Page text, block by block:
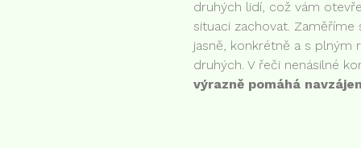
druhých lidí, což vám
situaci zachovat.
jasně, konkrétně a s
druhých. V řeči nenásilné
výrazně pomáhá